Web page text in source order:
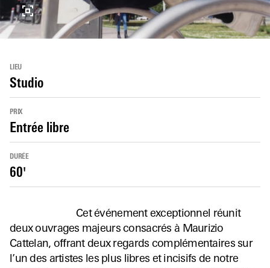
LIEU
Studio
PRIX
Entrée libre
DURÉE
60'
Cet événement exceptionnel réunit
deux ouvrages majeurs consacrés à Maurizio
Cattelan, offrant deux regards complémentaires sur
l’un des artistes les plus libres et incisifs de notre